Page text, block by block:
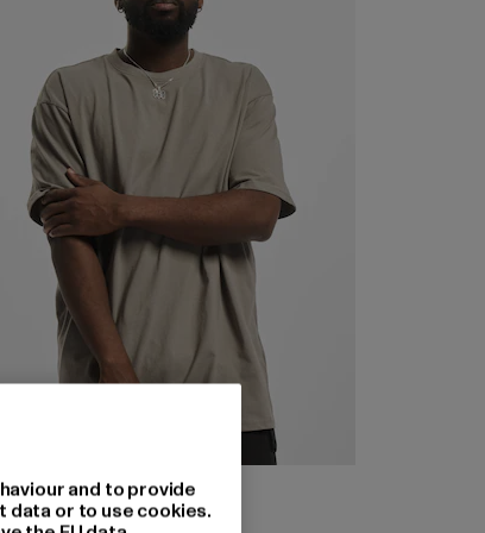
CLASSICS
Oversized
and to provide
or to use cookies.